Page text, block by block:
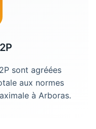
sont agréées
aux normes
à Arboras.